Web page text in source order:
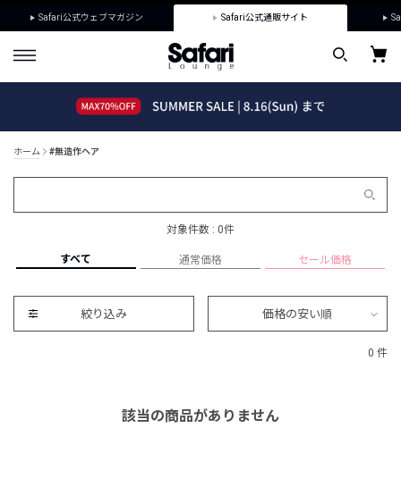
Safari公式ウェブマガジン Safari公式通販サイト
ホーム #無造作ヘア
対象件数 : 0件
すべて 通常価格 セール価格
絞り込み 価格の安い順
0 件
該当の商品がありません